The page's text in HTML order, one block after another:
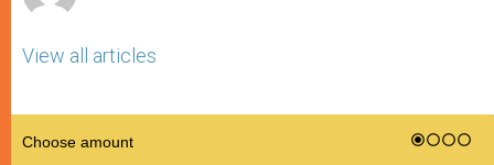
View all articles